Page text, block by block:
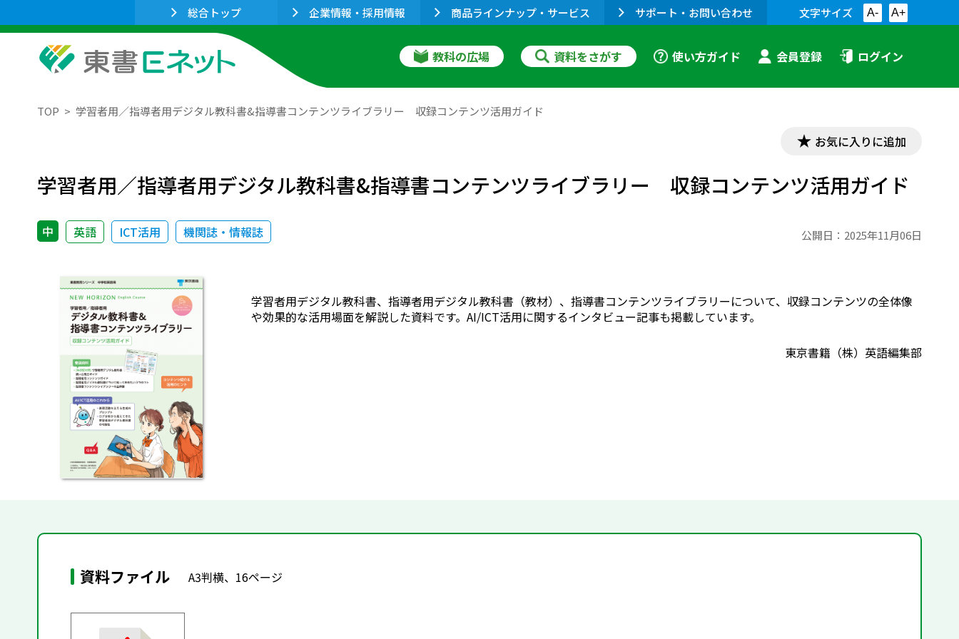
総合トップ 企業情報・採用情報 商品ラインナップ・サービス サポート・お問い合わせ 文字サイズ A- A+
教科の広場 資料をさがす 使い方ガイド 会員登録 ログイン
TOP 学習者用／指導者用デジタル教科書&指導書コンテンツライブラリー 収録コンテンツ活用ガイド
お気に入りに追加
学習者用／指導者用デジタル教科書&指導書コンテンツライブラリー 収録コンテンツ活用ガイド
中 英語 ICT活用 機関誌・情報誌 公開日： 2025年11月06日
学習者用デジタル教科書、指導者用デジタル教科書（教材）、指導書コンテンツライブラリーについて、収録コンテンツの全体像
や効果的な活用場面を解説した資料です。AI/ICT活用に関するインタビュー記事も掲載しています。
東京書籍（株）英語編集部
資料ファイル A3判横、16ページ